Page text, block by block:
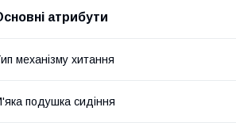
атрибути
механізму хитання
подушка сидіння